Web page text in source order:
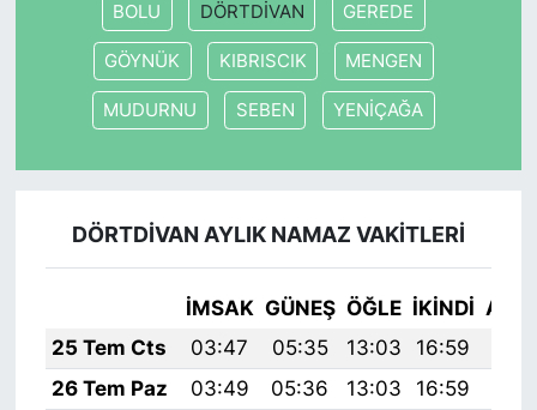
BOLU DÖRTDİVAN GEREDE
GÖYNÜK KIBRISCIK MENGEN
MUDURNU SEBEN YENİÇAĞA
DÖRTDİVAN AYLIK NAMAZ VAKITLERI
İMSAK GÜNEŞ ÖĞLE İKINDI
25 Tem Cts
03:47 05:35 13:03 16:59
26 Tem Paz
03:49 05:36 13:03 16:59